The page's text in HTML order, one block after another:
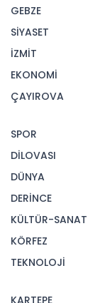
GEBZE
SİYASET
İZMİT
EKONOMİ
ÇAYIROVA
SPOR
DİLOVASI
DÜNYA
DERİNCE
KÜLTÜR-SANAT
KÖRFEZ
TEKNOLOJİ